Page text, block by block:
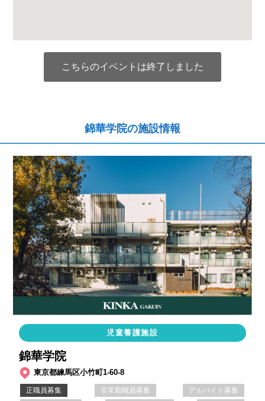
こちらのイベントは終了しました
錦華学院の施設情報
児童養護施設
錦華学院
東京都練馬区小竹町1-60-8
正職員募集 非常勤職員募集
アルバイト募集